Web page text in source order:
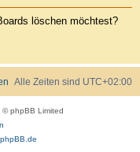
löschen möchtest?
Alle Zeiten sind UTC+02:00
© phpBB Limited
phpBB.de